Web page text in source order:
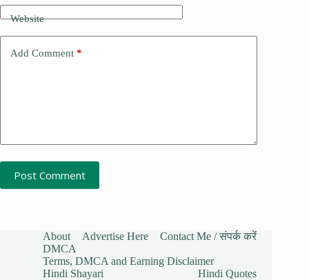
Website
Add Comment *
Post Comment
About Advertise Here
Contact Me / संपर्क करें
DMCA
Terms, DMCA and Earning Disclaimer
Hindi Shayari
Hindi Quotes